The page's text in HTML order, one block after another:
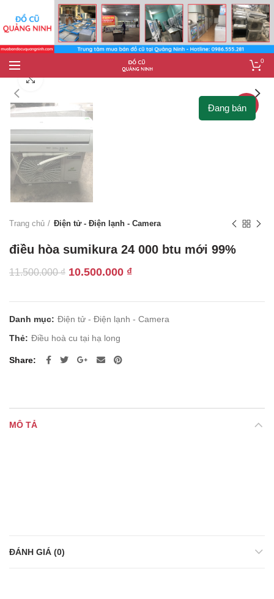
0
-9%
Click to enlarge
Đang bán
Trang chủ Điện tử - Điện lạnh - Camera
điều hòa sumikura 24 000 btu mới 99%
11.500.000₫ Giá
10.500.000 ₫Giá
10.500.000 ₫.
Danh mục: Điện tử - Điện lạnh - Camera
Thẻ: Điều hoà cu tại hạ long
Share
MÔ TẢ
ĐÁNH GIÁ (0)